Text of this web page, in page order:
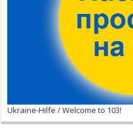
Ukraine-Hilfe / Welcome to 103!